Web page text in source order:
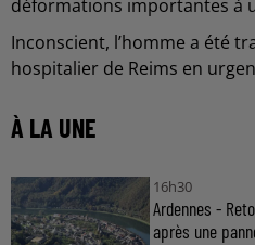
déformations importantes à
Inconscient, l’homme a été
hospitalier de Reims en
À LA UNE
16h30
Ardennes -
après une